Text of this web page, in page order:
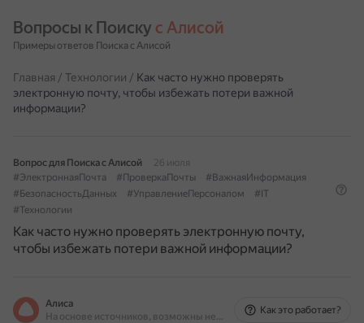
Вопросы к Поиску с Алисой
Примеры ответов Поиска с Алисой
Главная / Технологии / Как часто нужно проверять
электронную почту, чтобы избежать потери важной
информации?
Вопрос для Поиска с Алисой
26 июля
#ЭлектроннаяПочта
#ПроверкаПочты
#ВажнаяИнформация
#БезопасностьДанных
#УправлениеПерсоналом
#IT
#Технологии
Как часто нужно проверять электронную почту,
чтобы избежать потери важной информации?
Алиса
На основе источников, возможны неточности
Как это работает?